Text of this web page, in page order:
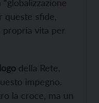
queste sfide,
propria vita per
della Rete,
impegno.
la croce, ma un